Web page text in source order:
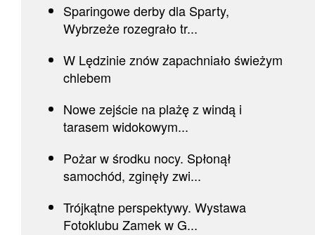
Sparingowe derby dla Sparty,
Wybrzeże rozegrało tr...
W Lędzinie znów zapachniało świeżym
chlebem
Nowe zejście na plażę z windą i
tarasem widokowym...
Pożar w środku nocy. Spłonął
samochód, zginęły zwi...
Trójkątne perspektywy. Wystawa
Fotoklubu Zamek w G...